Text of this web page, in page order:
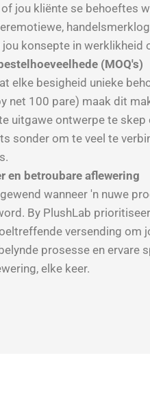
jou kliënte se behoeftes
konsepte in werklikheid
(MOQ's)
elke besigheid unieke
net 100 pare) maak dit
uitgawe ontwerpe te
sonder om te veel te
en betroubare aflewering
wanneer 'n nuwe
By PlushLab
versending om
prosesse en ervare
elke keer.